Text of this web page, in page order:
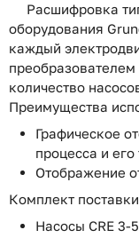
Расшифровка
оборудования
каждый
количество
Преимущества
Графическое
процесса и
Отображение
Комплект поставки
Насосы CRE 3-